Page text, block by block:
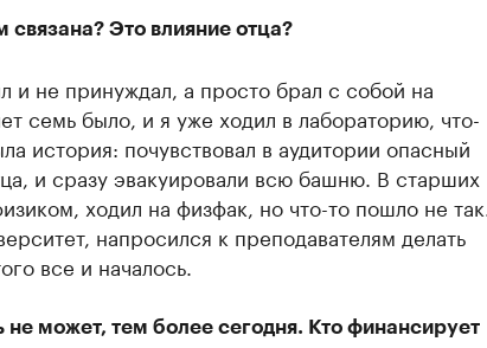
Это влияние отца?
и не принуждал, а просто брал с собой на
семь было, и я уже ходил в лабораторию, что-
история: почувствовал в аудитории опасный
и сразу эвакуировали всю башню. В старших
ходил на физфак, но что-то пошло не так.
напросился к преподавателям делать
все и началось.
не может, тем более сегодня. Кто финансирует